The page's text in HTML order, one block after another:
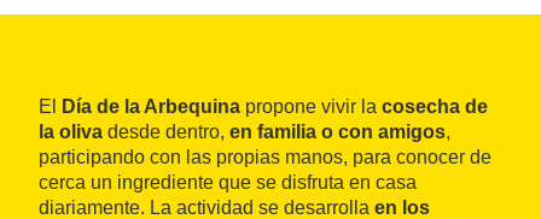
El Día de la Arbequina propone vivir la cosecha de
la oliva desde dentro, en familia o con amigos,
participando con las propias manos, para conocer de
cerca un ingrediente que se disfruta en casa
diariamente. La actividad se desarrolla en los